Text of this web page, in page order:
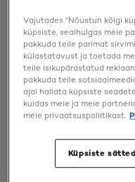
Vajutades "Nõustun kõigi
küpsiste, sealhulgas meie
pakkuda teile parimat
külastatavust ja toetada
teile isikupärastatud
pakkuda teile
ajal hallata küpsiste
kuidas meie ja meie
meie privaatsuspoliitikast.
Küpsiste sätted